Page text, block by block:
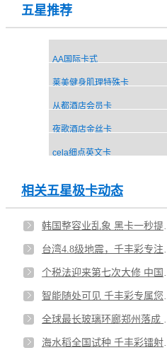
五星推荐
AA国际卡式
莱美健身肌理特殊卡
从都酒店会员卡
夜歌酒店金丝卡
cela细点英文卡
相关五星极卡动态